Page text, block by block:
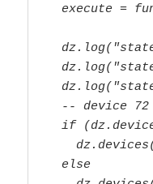
execute =
-- device
if
  else